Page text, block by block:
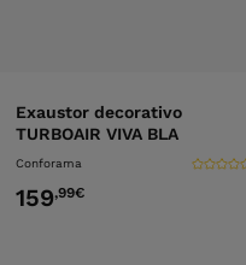
Exaustor decorativo
TURBOAIR VIVA BLA
Conforama
159,99€